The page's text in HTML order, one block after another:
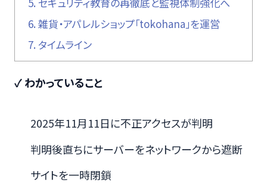
6. 雑貨・アパレルショップ「tokohana」を運営
7. タイムライン
✓ わかっていること
2025年11月11日に不正アクセスが判明
判明後直ちにサーバーをネットワークから遮断
サイトを一時閉鎖